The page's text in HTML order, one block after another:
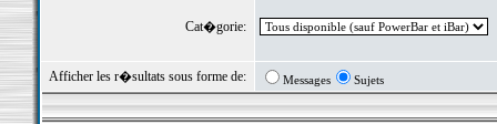
Cat�gorie:
Afficher les r�sultats sous forme de: Messages Sujets